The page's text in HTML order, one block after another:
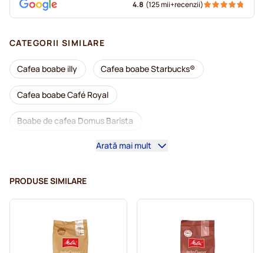
4.8 (125 mii+recenzii)
CATEGORII SIMILARE
Cafea boabe illy Cafea boabe Starbucks®
Cafea boabe Café Royal
Boabe de cafea Domus Barista
Mașini de cafea pentru boabe de cafea
Cafea boabe Segafredo Cafea boabe Caffè Borbone
Cafea boabe Merrild Cafea boabe Garibaldi
Cafea boabe Tonino Lamborghini
Arată mai mult
PRODUSE SIMILARE